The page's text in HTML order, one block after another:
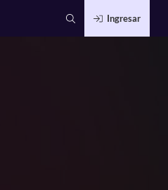
Ingresar